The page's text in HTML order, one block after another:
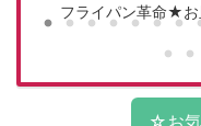
フライパン革命★